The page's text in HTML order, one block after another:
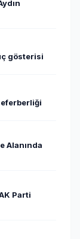
gösterisi
Alanında
Parti